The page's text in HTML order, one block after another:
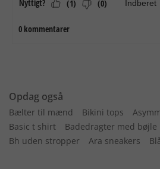
Opdag også
Bælter til mænd Bikini tops
Basic t shirt
Badedragter med bøjle
Bh uden stropper
Ara sneakers